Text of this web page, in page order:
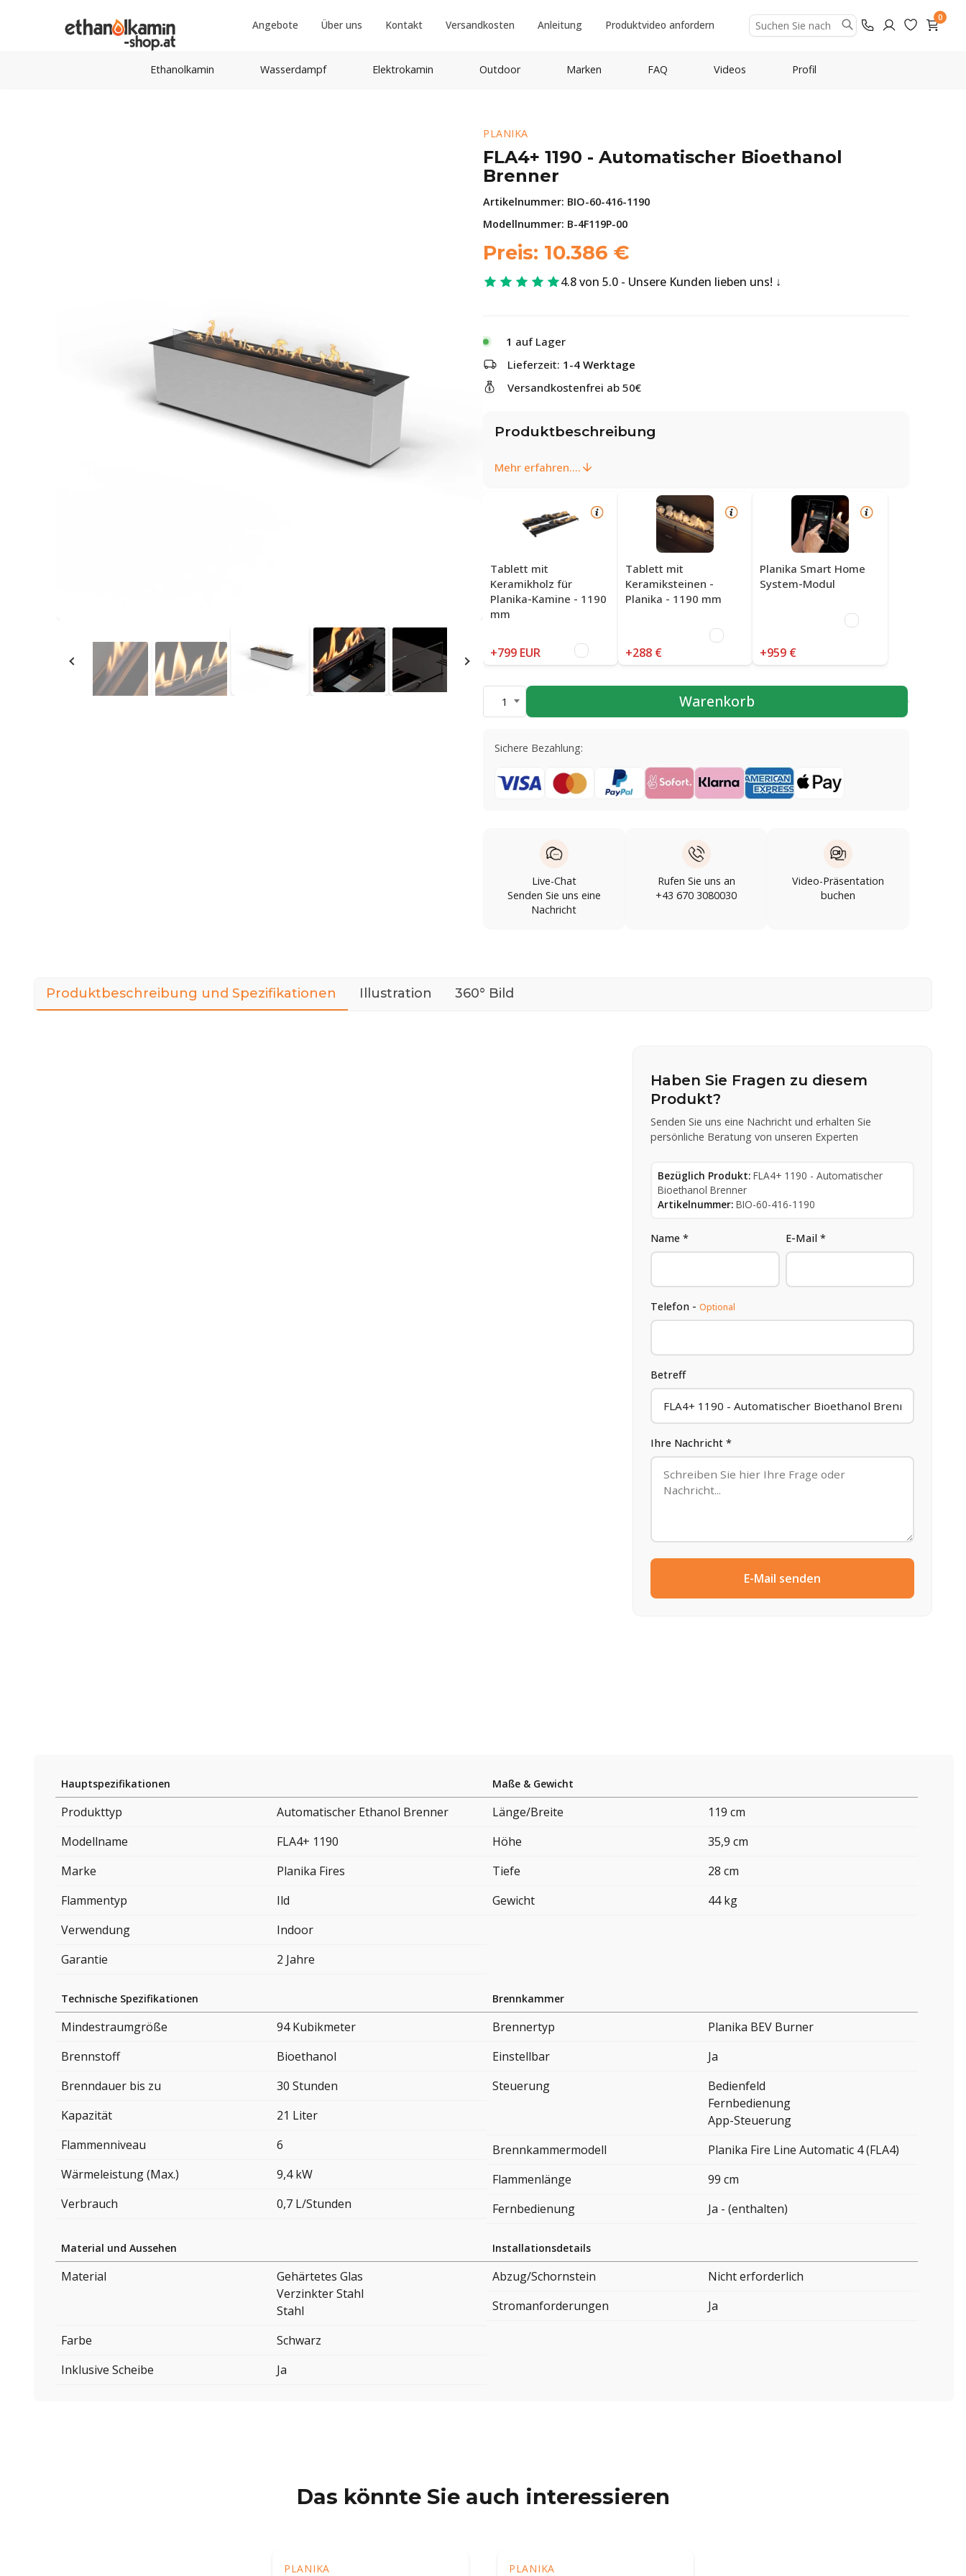
Angebote Über uns Kontakt Versandkosten Anleitung Produktvideo anfordern
0
Ethanolkamin Wasserdampf Elektrokamin Outdoor Marken FAQ Videos Profil
PLANIKA
FLA4+ 1190 - Automatischer Bioethanol
Brenner
Artikelnummer: BIO-60-416-1190
Modellnummer: B-4F119P-00
Preis: 10.386 €
4.8 von 5.0 - Unsere Kunden lieben uns!
1 auf Lager
Lieferzeit: 1-4 Werktage
Versandkostenfrei ab 50€
Produktbeschreibung
Mehr erfahren....
Tablett mit
Keramikholz für
Planika-Kamine - 1190
mm
+799 EUR
Tablett mit
Keramiksteinen -
Planika - 1190 mm
+288 €
Planika Smart Home
System-Modul
+959 €
1 Warenkorb
Sichere Bezahlung:
Live-Chat
Senden Sie uns eine
Nachricht
Rufen Sie uns an
+43 670 3080030
Video-Präsentation
buchen
Produktbeschreibung und Spezifikationen Illustration 360° Bild
Haben Sie Fragen zu diesem
Produkt?
Senden Sie uns eine Nachricht und erhalten Sie
persönliche Beratung von unseren Experten
Bezüglich Produkt: FLA4+ 1190 - Automatischer
Bioethanol Brenner
Artikelnummer: BIO-60-416-1190
Name * E-Mail *
Telefon -Optional
Betreff
Ihre Nachricht *
E-Mail senden
Hauptspezifikationen
Produkttyp
Automatischer Ethanol Brenner
Modellname
FLA4+ 1190
Marke
Planika Fires
Flammentyp
Ild
Verwendung
Indoor
Garantie
2 Jahre
Maße & Gewicht
Länge/Breite
119 cm
Höhe
35,9 cm
Tiefe
28 cm
Gewicht
44 kg
Technische Spezifikationen
Mindestraumgröße
94 Kubikmeter
Brennstoff
Bioethanol
Brenndauer bis zu
30 Stunden
Kapazität
21 Liter
Flammenniveau
6
Wärmeleistung (Max.)
9,4 kW
Verbrauch
0,7 L/Stunden
Brennkammer
Brennertyp
Planika BEV Burner
Einstellbar
Ja
Steuerung
Bedienfeld
Fernbedienung
App-Steuerung
Brennkammermodell
Planika Fire Line Automatic 4 (FLA4)
Flammenlänge
99 cm
Fernbedienung
Ja - (enthalten)
Material und Aussehen
Material
Gehärtetes Glas
Verzinkter Stahl
Stahl
Farbe
Schwarz
Inklusive Scheibe
Ja
Installationsdetails
Abzug/Schornstein
Nicht erforderlich
Stromanforderungen
Ja
Das könnte Sie auch interessieren
PLANIKA PLANIKA